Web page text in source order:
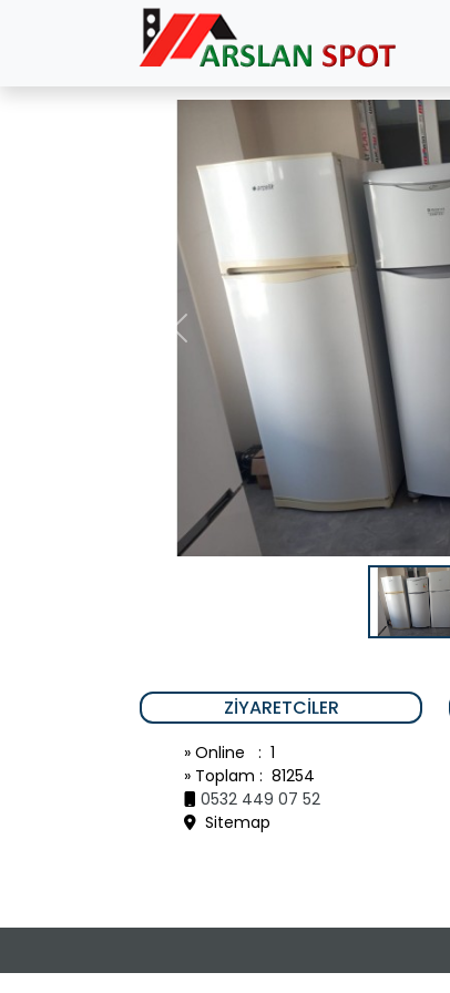
Previous
ZIYARETCILER
» Online : 1
» Toplam : 81254
0532 449 07 52
Sitemap